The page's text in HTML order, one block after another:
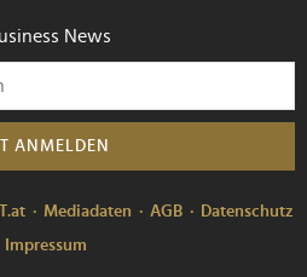
News
ANMELDEN
Mediadaten AGB
Datenschutz
Impressum